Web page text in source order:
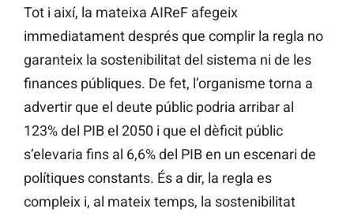
Tot i així, la mateixa AIReF afegeix
immediatament després que complir la regla no
garanteix la sostenibilitat del sistema ni de les
finances públiques. De fet, l’organisme torna a
advertir que el deute públic podria arribar al
123% del PIB el 2050 i que el dèficit públic
s’elevaria fins al 6,6% del PIB en un escenari de
polítiques constants. És a dir, la regla es
compleix i, al mateix temps, la sostenibilitat